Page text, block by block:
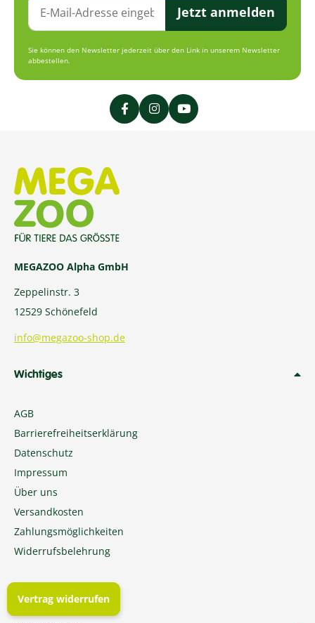
Jetzt anmelden
Sie können den Newsletter jederzeit über den Link in unserem Newsletter
abbestellen.
MEGAZOO Alpha GmbH
Zeppelinstr. 3
12529 Schönefeld
info@megazoo-shop.de
Wichtiges
AGB
Barrierefreiheitserklärung
Datenschutz
Impressum
Über uns
Versandkosten
Zahlungsmöglichkeiten
Widerrufsbelehrung
Vertrag widerrufen